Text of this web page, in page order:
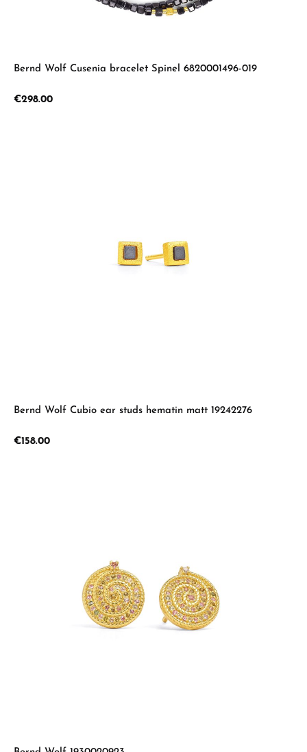
Bernd Wolf Cusenia bracelet Spinel 6820001496-019
Regular price:
€298.00
Bernd Wolf Cubio ear studs hematin matt 19242276
Regular price:
€158.00